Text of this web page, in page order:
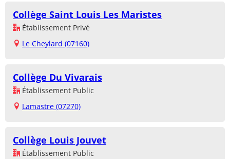
Collège Saint Louis Les Maristes
Établissement Privé
Le Cheylard (07160)
Collège Du Vivarais
Établissement Public
Lamastre (07270)
Collège Louis Jouvet
Établissement Public